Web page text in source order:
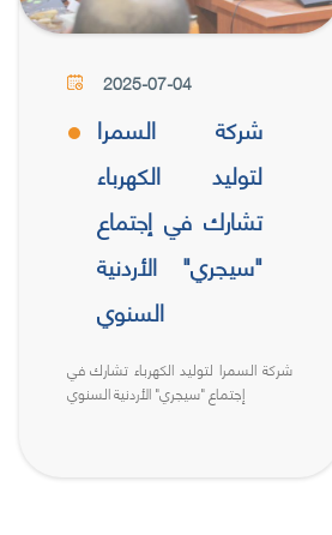
2025-07-04
شركة السمرا
لتوليد الكهرباء
تشارك في إجتماع
"سيجري" الأردنية
السنوي
شركة السمرا لتوليد الكهرباء تشارك في
إجتماع "سيجري" الأردنية السنوي